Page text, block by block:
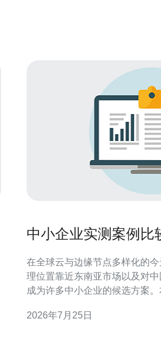
中小企业实测案例比
在全球云与边缘节点多样化的
理位置靠近东南亚市场以及对中
成为许多中小企业的候选方案
迟、存储与高防DDoS等方面的
2026年7月25日